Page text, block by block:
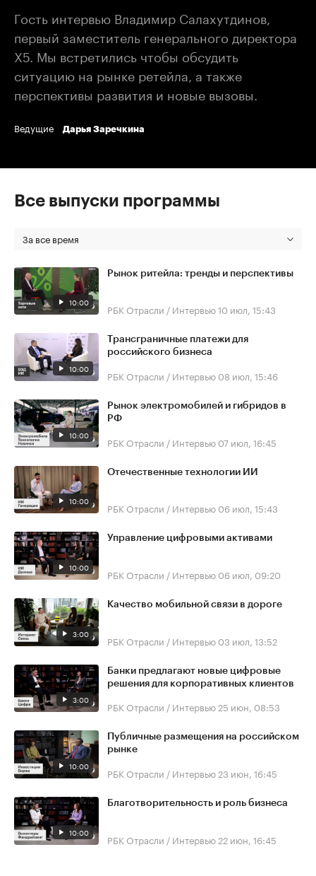
Гость интервью Владимир Салахутдинов,
первый заместитель генерального директора
X5. Мы встретились чтобы обсудить
ситуацию на рынке ретейла, а также
перспективы развития и новые вызовы.
Ведущие Дарья Заречкина
Все выпуски программы
За все время
10:00
Рынок ритейла: тренды и перспективы
РБК Отрасли / Интервью10 июл, 15:43
10:00
Трансграничные платежи для
российского бизнеса
РБК Отрасли / Интервью 08 июл, 15:46
10:00
Рынок электромобилей и гибридов в
РФ
РБК Отрасли / Интервью 07 июл, 16:45
10:00
Отечественные технологии ИИ
РБК Отрасли / Интервью 06 июл, 15:43
10:00
Управление цифровыми активами
РБК Отрасли / Интервью 06 июл, 09:20
3:00
Качество мобильной связи в дороге
РБК Отрасли / Интервью 03 июл, 13:52
3:00
Банки предлагают новые цифровые
решения для корпоративных клиентов
РБК Отрасли / Интервью 25 июн, 08:53
10:00
Публичные размещения на российском
рынке
РБК Отрасли / Интервью 23 июн, 16:45
10:00
Благотворительность и роль бизнеса
РБК Отрасли / Интервью 22 июн, 16:45